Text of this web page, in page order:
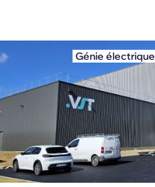
Génie électrique